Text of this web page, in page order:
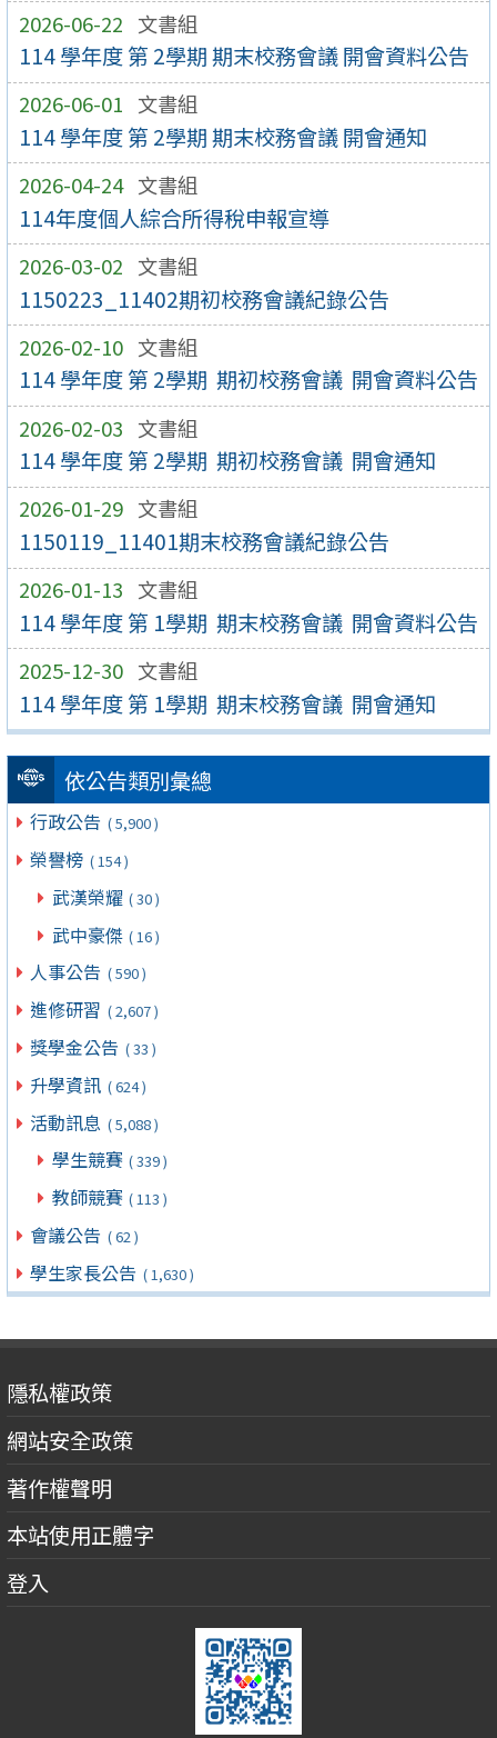
2026-06-22 文書組
114 學年度 第 2學期 期末校務會議 開會資料公告
2026-06-01 文書組
114 學年度 第 2學期 期末校務會議 開會通知
2026-04-24 文書組
114年度個人綜合所得稅申報宣導
2026-03-02 文書組
1150223_11402期初校務會議紀錄公告
2026-02-10 文書組
114 學年度 第 2學期 期初校務會議 開會資料公告
2026-02-03 文書組
114 學年度 第 2學期 期初校務會議 開會通知
2026-01-29 文書組
1150119_11401期末校務會議紀錄公告
2026-01-13 文書組
114 學年度 第 1學期 期末校務會議 開會資料公告
2025-12-30 文書組
114 學年度 第 1學期 期末校務會議 開會通知
依公告類別彙總
行政公告 ( 5,900 )
榮譽榜 ( 154 )
武漢榮耀 ( 30 )
武中豪傑 ( 16 )
人事公告 ( 590 )
進修研習 ( 2,607 )
獎學金公告 ( 33 )
升學資訊 ( 624 )
活動訊息 ( 5,088 )
學生競賽 ( 339 )
教師競賽 ( 113 )
會議公告 ( 62 )
學生家長公告 ( 1,630 )
隱私權政策
網站安全政策
著作權聲明
本站使用正體字
登入